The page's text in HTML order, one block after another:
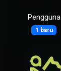
Pengguna
1 baru